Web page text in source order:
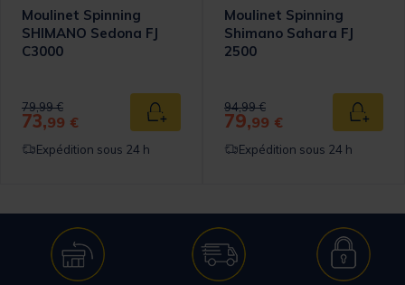
panier
Moulinet Spinning
SHIMANO Sedona FJ
C3000
Price reduced from
79,99 €to
73,99 € Ajouter au panier
Expédition sous 24 h
Moulinet Spinning
Shimano Sahara FJ
2500
Price reduced from
94,99 €to
79,99 €
Expédition sous 24 h